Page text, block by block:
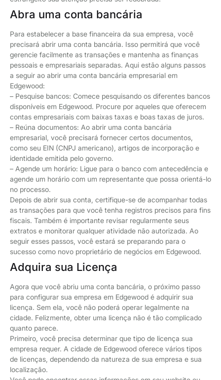
Abra uma conta bancária
Para estabelecer a base financeira da sua empresa, você
precisará abrir uma conta bancária. Isso permitirá que você
gerencie facilmente as transações e mantenha as finanças
pessoais e empresariais separadas. Aqui estão alguns passos
a seguir ao abrir uma conta bancária empresarial em
Edgewood:
– Pesquise bancos: Comece pesquisando os diferentes bancos
disponíveis em Edgewood. Procure por aqueles que oferecem
contas empresariais com baixas taxas e boas taxas de juros.
– Reúna documentos: Ao abrir uma conta bancária
empresarial, você precisará fornecer certos documentos,
como seu EIN (CNPJ americano), artigos de incorporação e
identidade emitida pelo governo.
– Agende um horário: Ligue para o banco com antecedência e
agende um horário com um representante que possa orientá-lo
no processo.
Depois de abrir sua conta, certifique-se de acompanhar todas
as transações para que você tenha registros precisos para fins
fiscais. Também é importante revisar regularmente seus
extratos e monitorar qualquer atividade não autorizada. Ao
seguir esses passos, você estará se preparando para o
sucesso como novo proprietário de negócios em Edgewood.
Adquira sua Licença
Agora que você abriu uma conta bancária, o próximo passo
para configurar sua empresa em Edgewood é adquirir sua
licença. Sem ela, você não poderá operar legalmente na
cidade. Felizmente, obter uma licença não é tão complicado
quanto parece.
Primeiro, você precisa determinar que tipo de licença sua
empresa requer. A cidade de Edgewood oferece vários tipos
de licenças, dependendo da natureza de sua empresa e sua
localização.